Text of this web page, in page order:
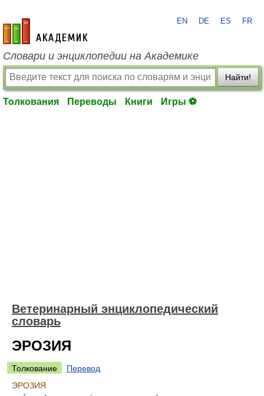
academic.ru
EN DE ES FR
Словари и энциклопедии на Академике
Найти!
Толкования Переводы Книги Игры ⚽
Ветеринарный энциклопедический
словарь
ЭРОЗИЯ
Толкование
Перевод
ЭРОЗИЯ